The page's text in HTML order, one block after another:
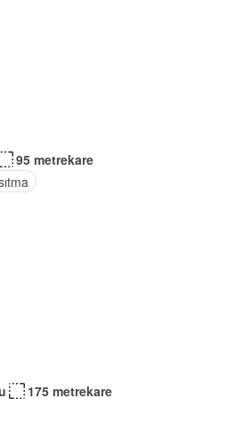
95 metrekare
175 metrekare